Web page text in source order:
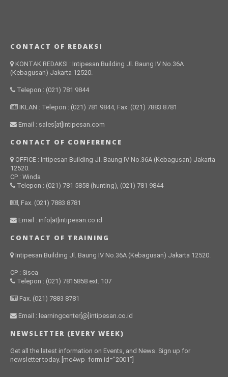
CONTACT OF REDAKSI
KONTAK REDAKSI : Intipesan Building Jl. Baung IV No.36A
(Kebagusan) Jakarta 12520.
Telepon : (021) 781 9844
IKLAN : Telepon : (021) 781 9844, Fax. (021) 7883 8781
Email : sales[at]intipesan.com
CONTACT OF CONFERENCE
OFFICE : Intipesan Building Jl. Baung IV No.36A (Kebagusan) Jakarta
12520.
CP : Winda
Telepon : (021) 781 5858 (hunting), (021) 781 9844
, Fax. (021) 7883 8781
Email : info[at]intipesan.co.id
CONTACT OF TRAINING
Intipesan Building Jl. Baung IV No.36A (Kebagusan) Jakarta 12520.
CP : Sisca
Telepon : (021) 7815858 ext. 107
Fax. (021) 7883 8781
Email : learningcenter[@]intipesan.co.id
NEWSLETTER (EVERY WEEK)
Get all the latest information on Events, and News. Sign up for
newsletter today. [mc4wp_form id="2001"]